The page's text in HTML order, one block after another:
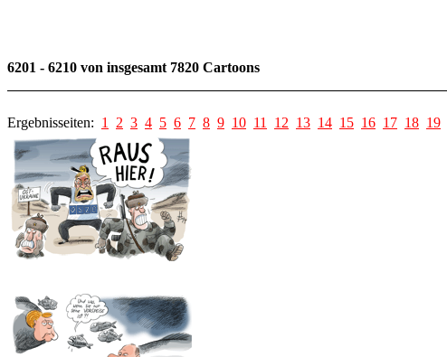
6201 - 6210 von insgesamt 7820 Cartoons
Ergebnisseiten: 1 2 3 4 5 6 7 8 9 10 11 12 13 14 15 16 17 18 19